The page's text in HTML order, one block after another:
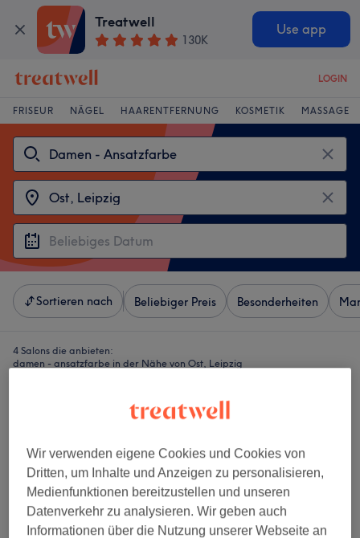
Treatwell
130K
Use app
LOGIN
FRISEUR NÄGEL HAARENTFERNUNG KOSMETIK MASSAGE
Sortieren nach Beliebiger Preis Besonderheiten
4 Salons die anbieten:
damen - ansatzfarbe in der Nähe von Ost, Leipzig
Wir verwenden eigene Cookies und Cookies von
Dritten, um Inhalte und Anzeigen zu personalisieren,
Medienfunktionen bereitzustellen und unseren
Datenverkehr zu analysieren. Wir geben auch
Informationen über die Nutzung unserer Webseite an